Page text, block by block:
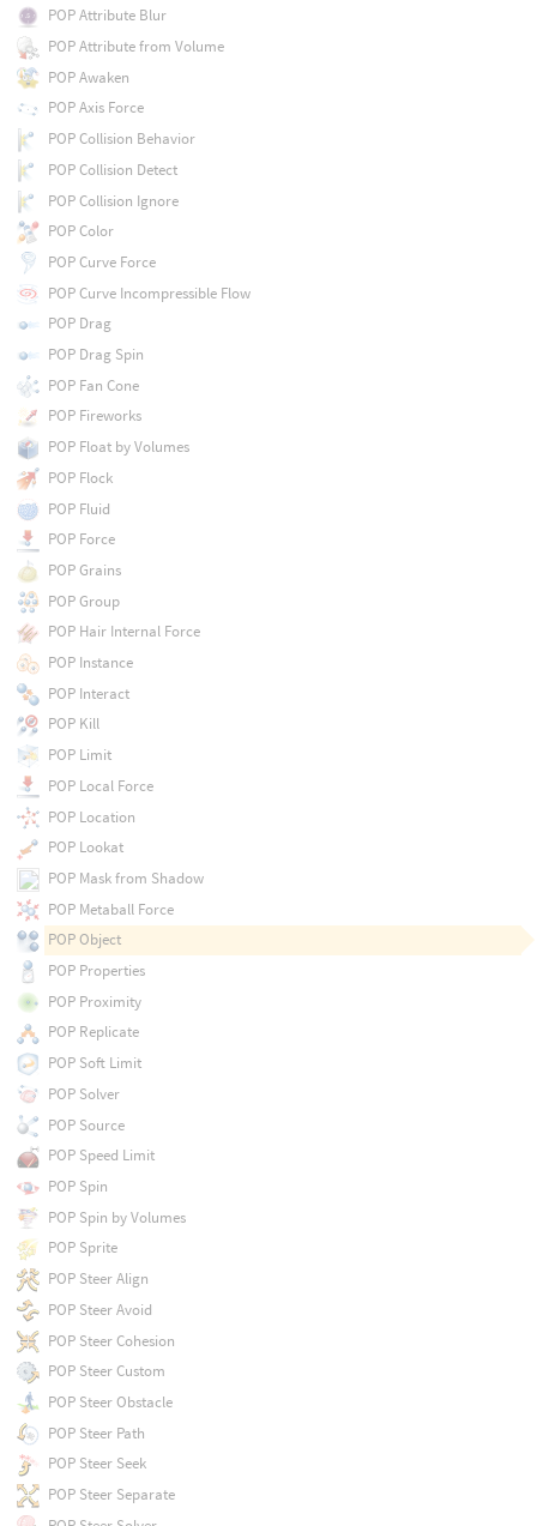
POP Attribute Blur
POP Attribute from Volume
POP Awaken
POP Axis Force
POP Collision Behavior
POP Collision Detect
POP Collision Ignore
POP Color
POP Curve Force
POP Curve Incompressible Flow
POP Drag
POP Drag Spin
POP Fan Cone
POP Fireworks
POP Float by Volumes
POP Flock
POP Fluid
POP Force
POP Grains
POP Group
POP Hair Internal Force
POP Instance
POP Interact
POP Kill
POP Limit
POP Local Force
POP Location
POP Lookat
POP Mask from Shadow
POP Metaball Force
POP Object
POP Properties
POP Proximity
POP Replicate
POP Soft Limit
POP Solver
POP Source
POP Speed Limit
POP Spin
POP Spin by Volumes
POP Sprite
POP Steer Align
POP Steer Avoid
POP Steer Cohesion
POP Steer Custom
POP Steer Obstacle
POP Steer Path
POP Steer Seek
POP Steer Separate